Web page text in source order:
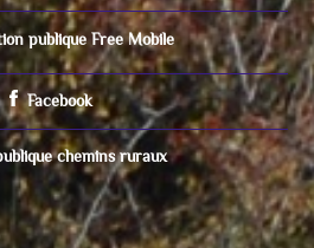
publique Free Mobile
Facebook
chemins ruraux